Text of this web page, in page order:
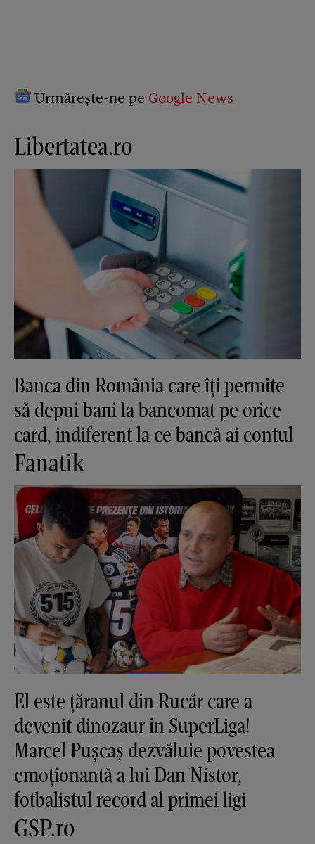
Urmărește-ne pe Google News
Libertatea.ro
Banca din România care îți permite
să depui bani la bancomat pe orice
card, indiferent la ce bancă ai contul
Fanatik
El este țăranul din Rucăr care a
devenit dinozaur în SuperLiga!
Marcel Pușcaș dezvăluie povestea
emoționantă a lui Dan Nistor,
fotbalistul record al primei ligi
GSP.ro